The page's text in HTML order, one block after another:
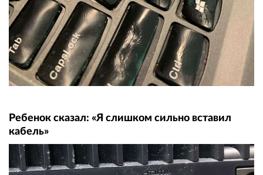
Ребенок сказал: «Я слишком сильно вставил
кабель»